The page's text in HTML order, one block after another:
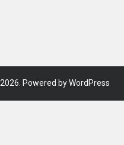
2026. Powered by WordPress